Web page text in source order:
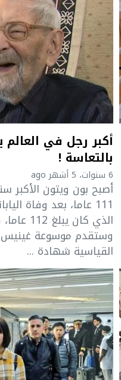
أكبر رجل في
بالتعاسة !
6 سنوات، 5 أشهر ago
أصبح بون ويتون الأكبر
111 عاما، بعد وفاة
الذي كان
وستقدم موسوعة غينيس
القياسية شهادة ...